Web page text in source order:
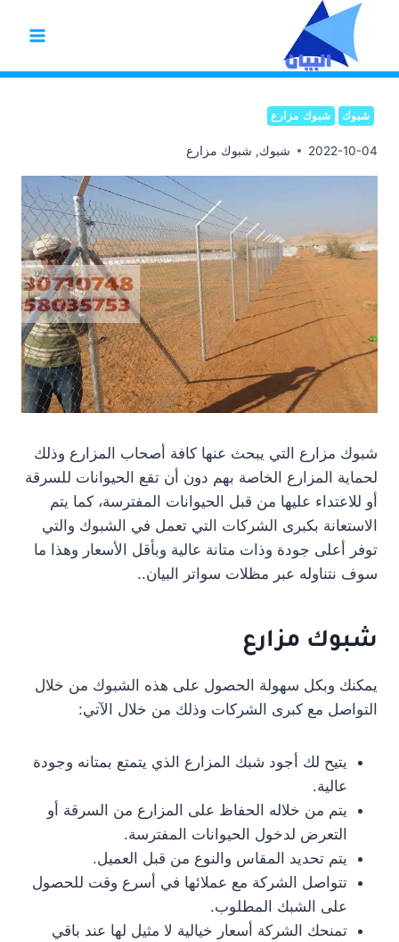
التجاوز
المحتوى
شبوك شبوك مزارع
2022-10-04 شبوك, شبوك مزارع
شبوك مزارع التي يبحث عنها كافة أصحاب المزارع وذلك
لحماية المزارع الخاصة بهم دون أن تقع الحيوانات للسرقة
أو للاعتداء عليها من قبل الحيوانات المفترسة، كما يتم
الاستعانة بكبرى الشركات التي تعمل في الشبوك والتي
توفر أعلى جودة وذات متانة عالية وبأقل الأسعار وهذا ما
سوف نتناوله عبر مظلات سواتر البيان..
شبوك مزارع
يمكنك وبكل سهولة الحصول على هذه الشبوك من خلال
التواصل مع كبرى الشركات وذلك من خلال الآتي:
يتيح لك أجود شبك المزارع الذي يتمتع بمتانه وجودة
عالية.
يتم من خلاله الحفاظ على المزارع من السرقة أو
التعرض لدخول الحيوانات المفترسة.
يتم تحديد المقاس والنوع من قبل العميل.
تتواصل الشركة مع عملائها في أسرع وقت للحصول
على الشبك المطلوب.
تمنحك الشركة أسعار خيالية لا مثيل لها عند باقي